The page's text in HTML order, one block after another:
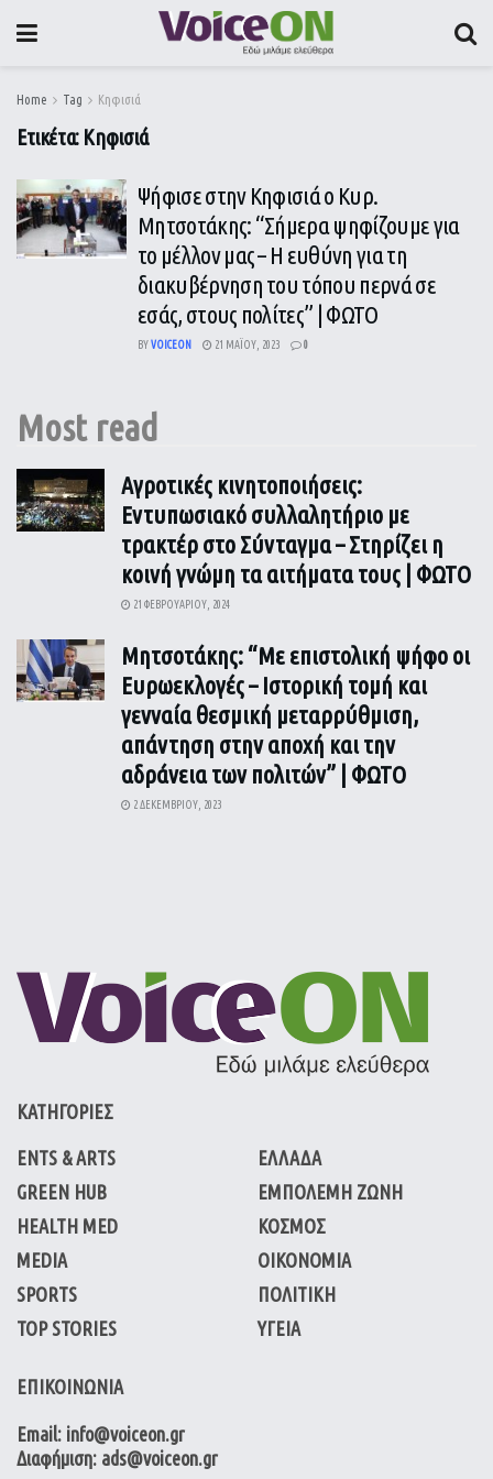
Home Tag Κηφισιά
Ετικέτα: Κηφισιά
Ψήφισε στην Κηφισιά ο Κυρ.
Μητσοτάκης: “Σήμερα ψηφίζουμε για
το μέλλον μας – H ευθύνη για τη
διακυβέρνηση του τόπου περνά σε
εσάς, στους πολίτες” | ΦΩΤΟ
BYVOICEON 21 ΜΑΪ́ΟΥ, 2023 0
Most read
Αγροτικές κινητοποιήσεις:
Εντυπωσιακό συλλαλητήριο με
τρακτέρ στο Σύνταγμα – Στηρίζει η
κοινή γνώμη τα αιτήματα τους | ΦΩΤΟ
21 ΦΕΒΡΟΥΑΡΊΟΥ, 2024
Μητσοτάκης: “Με επιστολική ψήφο οι
Ευρωεκλογές – Ιστορική τομή και
γενναία θεσμική μεταρρύθμιση,
απάντηση στην αποχή και την
αδράνεια των πολιτών” | ΦΩΤΟ
2 ΔΕΚΕΜΒΡΊΟΥ, 2023
ΚΑΤΗΓΟΡΙΕΣ
ENTS & ARTS
GREEN HUB
HEALTH MED
MEDIA
SPORTS
TOP STORIES
ΕΛΛΑΔΑ
ΕΜΠΟΛΕΜΗ ΖΩΝΗ
ΚΟΣΜΟΣ
ΟΙΚΟΝΟΜΙΑ
ΠΟΛΙΤΙΚΗ
ΥΓΕΙΑ
ΕΠΙΚΟΙΝΩΝΙΑ
Email: info@voiceon.gr
Διαφήμιση: ads@voiceon.gr